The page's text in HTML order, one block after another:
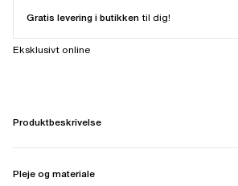
Gratis levering i butikken til dig!
Eksklusivt online
Produktbeskrivelse
Pleje og materiale